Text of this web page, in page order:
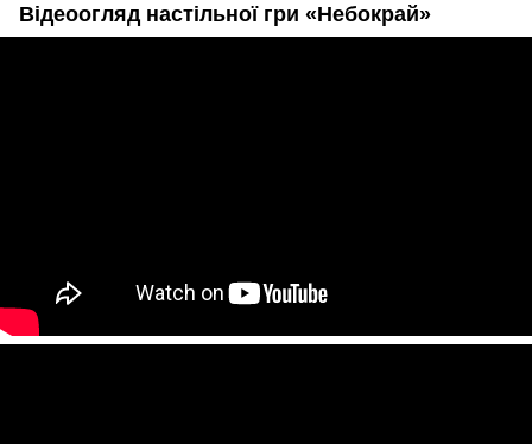
Відеоогляд настільної гри «Небокрай»